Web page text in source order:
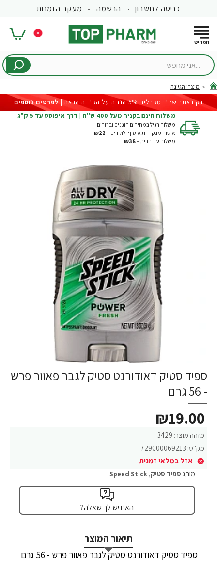
כניסה לחשבון הרשמה מעקב הזמנות
0
...אני
home
מוצרי הגיינה
רק באתר שלנו מקבלים 5% הנחה על הקנייה הבאה |
לפרטים נוספים
משלוח חינם בקניה מעל 400 ש"ח | דרך איפוסט עד 5 ק"ג
משלוח רגיל במחירים הוגנים וברורים:
איסוף מנקודות איסוף ולוקרים – ₪22
משלוח עד הבית –₪38
ספיד סטיק דאודורנט סטיק לגבר פאוור פרש
- 56 גרם
מזהה מוצר: 3429
מק"ט: 729000069213
אזל במלאי זמנית
₪19.00
מותג ספיד סטיק,
Speed Stick
האם יש לך שאלה?
תיאור המוצר
ספיד סטיק דאודורנט סטיק לגבר פאוור פרש - 56 גרם